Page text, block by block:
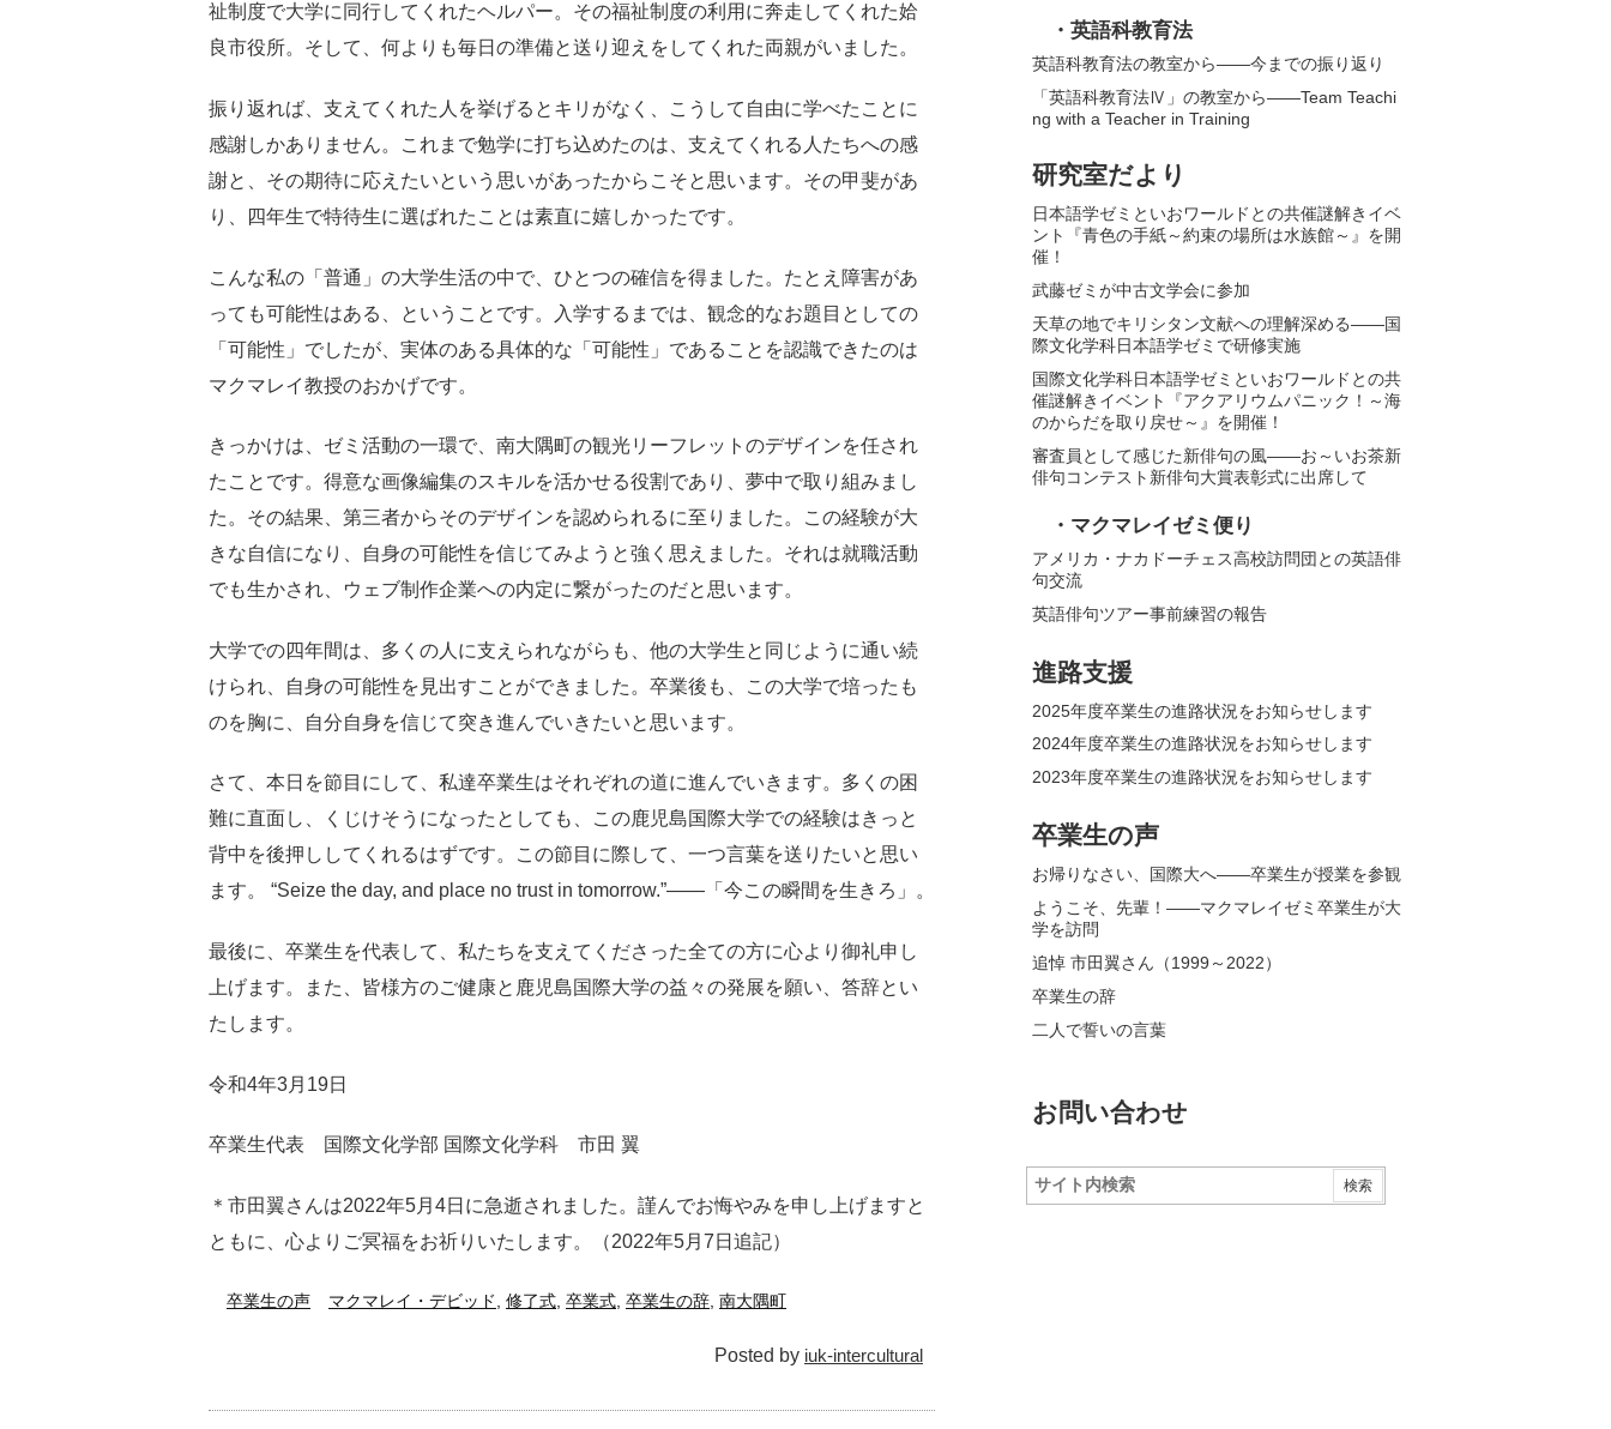
祉制度で大学に同行してくれたヘルパー。その福祉制度の利用に奔走してくれた姶
良市役所。そして、何よりも毎日の準備と送り迎えをしてくれた両親がいました。
振り返れば、支えてくれた人を挙げるとキリがなく、こうして自由に学べたことに
感謝しかありません。これまで勉学に打ち込めたのは、支えてくれる人たちへの感
謝と、その期待に応えたいという思いがあったからこそと思います。その甲斐があ
り、四年生で特待生に選ばれたことは素直に嬉しかったです。
こんな私の「普通」の大学生活の中で、ひとつの確信を得ました。たとえ障害があ
っても可能性はある、ということです。入学するまでは、観念的なお題目としての
「可能性」でしたが、実体のある具体的な「可能性」であることを認識できたのは
マクマレイ教授のおかげです。
きっかけは、ゼミ活動の一環で、南大隅町の観光リーフレットのデザインを任され
たことです。得意な画像編集のスキルを活かせる役割であり、夢中で取り組みまし
た。その結果、第三者からそのデザインを認められるに至りました。この経験が大
きな自信になり、自身の可能性を信じてみようと強く思えました。それは就職活動
でも生かされ、ウェブ制作企業への内定に繋がったのだと思います。
大学での四年間は、多くの人に支えられながらも、他の大学生と同じように通い続
けられ、自身の可能性を見出すことができました。卒業後も、この大学で培ったも
のを胸に、自分自身を信じて突き進んでいきたいと思います。
さて、本日を節目にして、私達卒業生はそれぞれの道に進んでいきます。多くの困
難に直面し、くじけそうになったとしても、この鹿児島国際大学での経験はきっと
背中を後押ししてくれるはずです。この節目に際して、一つ言葉を送りたいと思い
ます。 “Seize the day, and place no trust in tomorrow.”――「今この瞬間を生きろ」。
最後に、卒業生を代表して、私たちを支えてくださった全ての方に心より御礼申し
上げます。また、皆様方のご健康と鹿児島国際大学の益々の発展を願い、答辞とい
たします。
令和4年3月19日
卒業生代表 国際文化学部 国際文化学科 市田 翼
＊市田翼さんは2022年5月4日に急逝されました。謹んでお悔やみを申し上げますと
ともに、心よりご冥福をお祈りいたします。（2022年5月7日追記）
卒業生の声 マクマレイ・デビッド 修了式 卒業式 卒業生の辞 南大隅町
Posted by iuk-intercultural
・英語科教育法
英語科教育法の教室から——今までの振り返り
「英語科教育法Ⅳ」の教室から――Team Teachi
ng with a Teacher in Training
研究室だより
日本語学ゼミといおワールドとの共催謎解きイベ
ント『青色の手紙～約束の場所は水族館～』を開
催！
武藤ゼミが中古文学会に参加
天草の地でキリシタン文献への理解深める――国
際文化学科日本語学ゼミで研修実施
国際文化学科日本語学ゼミといおワールドとの共
催謎解きイベント『アクアリウムパニック！～海
のからだを取り戻せ～』を開催！
審査員として感じた新俳句の風――お～いお茶新
俳句コンテスト新俳句大賞表彰式に出席して
・マクマレイゼミ便り
アメリカ・ナカドーチェス高校訪問団との英語俳
句交流
英語俳句ツアー事前練習の報告
進路支援
2025年度卒業生の進路状況をお知らせします
2024年度卒業生の進路状況をお知らせします
2023年度卒業生の進路状況をお知らせします
卒業生の声
お帰りなさい、国際大へ――卒業生が授業を参観
ようこそ、先輩！――マクマレイゼミ卒業生が大
学を訪問
追悼 市田翼さん（1999～2022）
卒業生の辞
二人で誓いの言葉
お問い合わせ